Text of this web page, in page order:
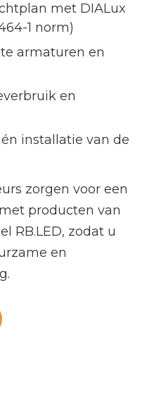
met DIALux
1 norm)
armaturen en
en
installatie van de
zorgen voor een
producten van
RB.LED, zodat u
en